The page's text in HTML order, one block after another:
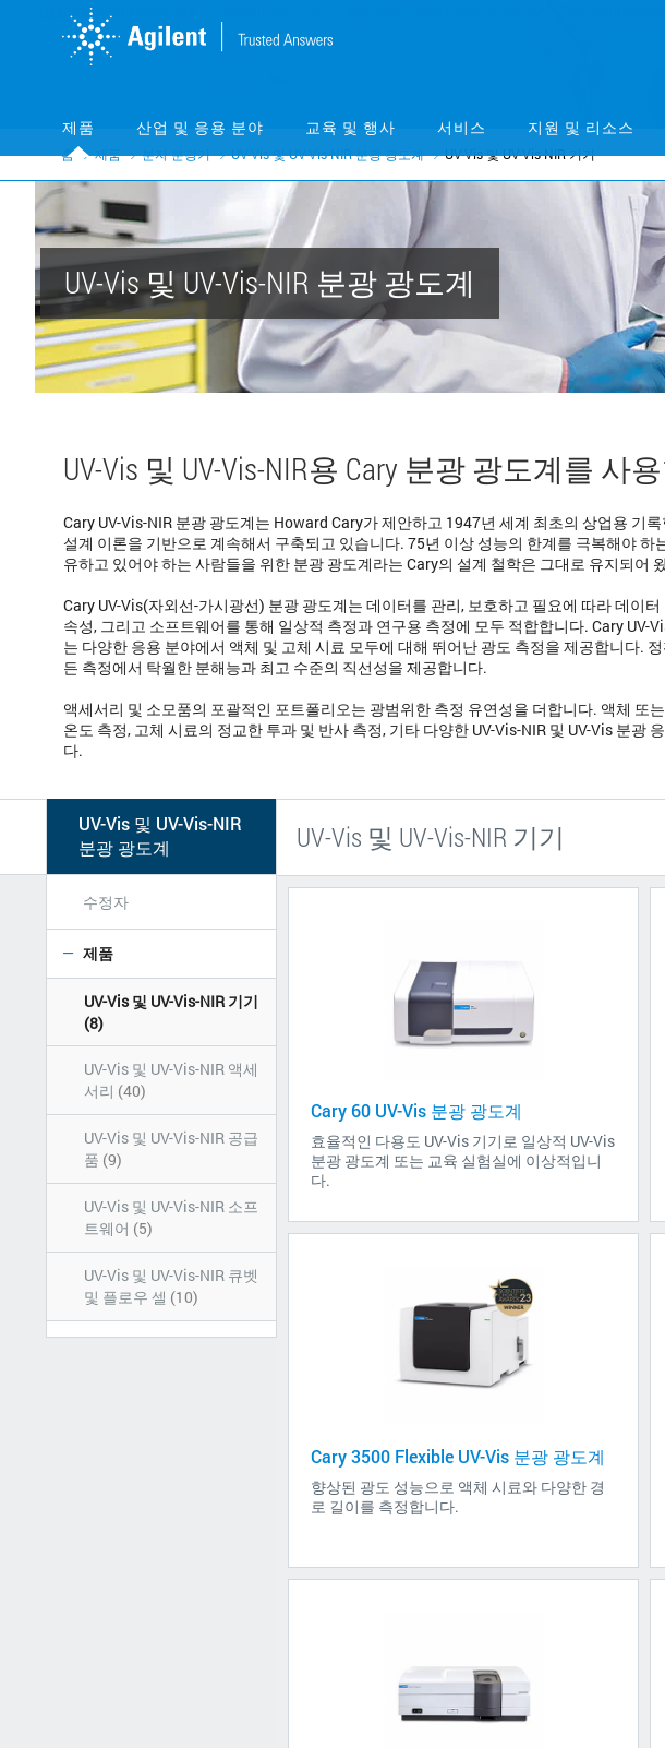
제품 산업 및 응용 분야 교육 및 행사 서비스 지원 및 리소스
홈 제품 분자 분광기 UV-Vis 및 UV-Vis-NIR 분광 광도계 UV-Vis 및 UV-Vis-NIR 기기
UV-Vis 및 UV-Vis-NIR 분광 광도계
UV-Vis 및 UV-Vis-NIR용 Cary 분광 광도계를 사
Cary UV-Vis-NIR 분광 광도계는 Howard Cary가 제안하고 1947년 세계 최초의 상업용 기
설계 이론을 기반으로 계속해서 구축되고 있습니다. 75년 이상 성능의 한계를 극복해야 하
유하고 있어야 하는 사람들을 위한 분광 광도계라는 Cary의 설계 철학은 그대로 유지되어
Cary UV-Vis(자외선-가시광선) 분광 광도계는 데이터를 관리, 보호하고 필요에 따라 데이
속성, 그리고 소프트웨어를 통해 일상적 측정과 연구용 측정에 모두 적합합니다. Cary UV-
는 다양한 응용 분야에서 액체 및 고체 시료 모두에 대해 뛰어난 광도 측정을 제공합니다.
든 측정에서 탁월한 분해능과 최고 수준의 직선성을 제공합니다.
액세서리 및 소모품의 포괄적인 포트폴리오는 광범위한 측정 유연성을 더합니다. 액체 또
온도 측정, 고체 시료의 정교한 투과 및 반사 측정, 기타 다양한 UV-Vis-NIR 및 UV-Vis 분광
다.
UV-Vis 및 UV-Vis-NIR
분광 광도계
수정자
제품
UV-Vis 및 UV-Vis-NIR 기기
(8)
UV-Vis 및 UV-Vis-NIR 액세
서리 (40)
UV-Vis 및 UV-Vis-NIR 공급
품 (9)
UV-Vis 및 UV-Vis-NIR 소프
트웨어 (5)
UV-Vis 및 UV-Vis-NIR 큐벳
및 플로우 셀 (10)
UV-Vis 및 UV-Vis-NIR 기기
Cary 60 UV-Vis 분광 광도계
효율적인 다용도 UV-Vis 기기로 일상적 UV-Vis
분광 광도계 또는 교육 실험실에 이상적입니
다.
Cary 3500 Flexible UV-Vis 분광 광도계
향상된 광도 성능으로 액체 시료와 다양한 경
로 길이를 측정합니다.